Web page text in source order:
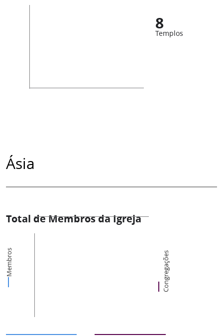
8
Templos
Ásia
Total de Membros da Igreja
Membros Congregações